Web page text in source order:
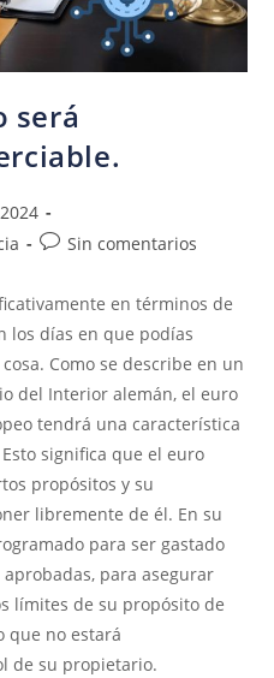
será
Sin comentarios
en términos de
los días en que podías
Como se describe en un
del Interior alemán, el euro
tendrá una característica
significa que el euro
propósitos y su
libremente de él. En su
para ser gastado
para asegurar
límites de su propósito de
que no estará
de su propietario.